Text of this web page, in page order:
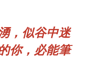
，似谷中迷
你，必能筆